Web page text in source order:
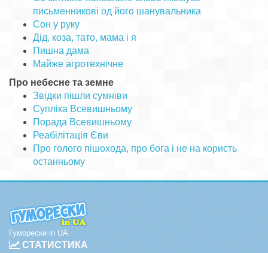
письменникові од його шанувальника
Сон у руку
Дід, коза, тато, мама і я
Пишна дама
Майже агротехнічне
Про небесне та земне
Звідки пішли сумніви
Супліка Всевишньому
Порада Всевишньому
Реабілітація Єви
Про голого пішохода, про бога і не на користь
останньому
Гуморески in UA
СТАТИСТИКА